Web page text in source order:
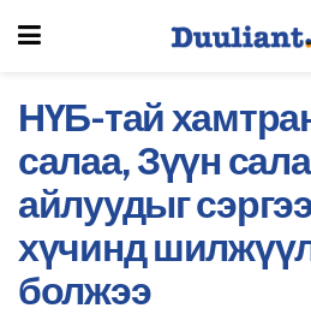
НҮБ-тай
салаа, Зүүн
айлуудыг
хүчинд
болжээ